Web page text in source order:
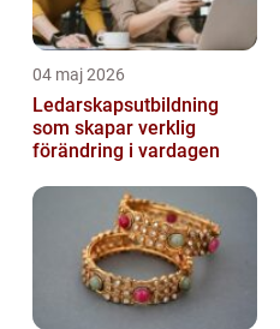
04 maj 2026
Ledarskapsutbildning
som skapar verklig
förändring i vardagen